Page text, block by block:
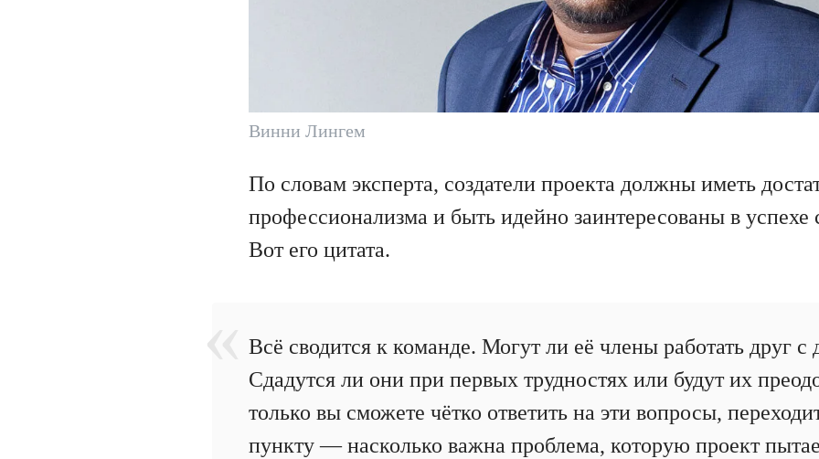
Винни Лингем
По словам эксперта, создатели проекта должны иметь
профессионализма и быть идейно заинтересованы в успехе
Вот его цитата.
Всё сводится к команде. Могут ли её члены работать друг с
Сдадутся ли они при первых трудностях или будут их
только вы сможете чётко ответить на эти вопросы,
пункту — насколько важна проблема, которую проект